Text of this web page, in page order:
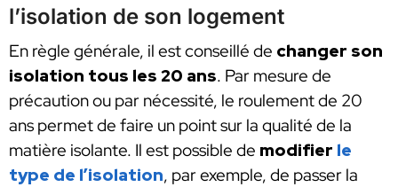
l’isolation de son logement
En règle générale, il est conseillé de changer son
isolation tous les 20 ans. Par mesure de
précaution ou par nécessité, le roulement de 20
ans permet de faire un point sur la qualité de la
matière isolante. Il est possible de modifier le
type de l’isolation, par exemple, de passer la